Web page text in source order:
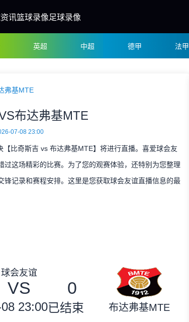
讯篮球录像足球录像
英超 中超 德甲 法甲
弗基MTE
布达弗基MTE
07-08 23:00
比奇斯吉 vs 布达弗基MTE】将进行直播。喜爱球会友
这场精彩的比赛。为了您的观赛体验，还特别为您整理
锋记录和赛程安排。这里是您获取球会友谊直播信息的最
球会友谊
VS 0
23:00已结束 布达弗基MTE